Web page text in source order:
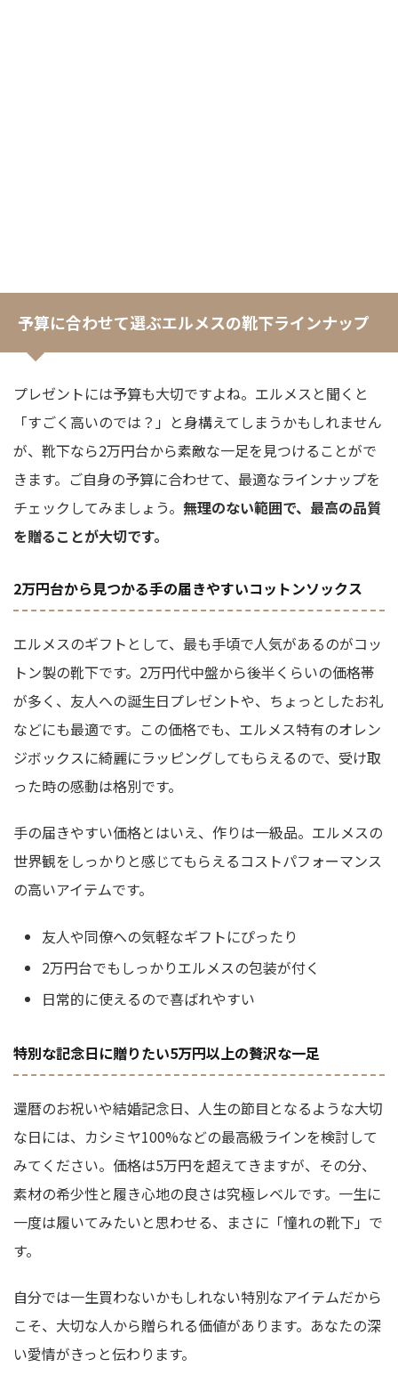
予算に合わせて選ぶエルメスの靴下ラインナップ
プレゼントには予算も大切ですよね。エルメスと聞くと
「すごく高いのでは？」と身構えてしまうかもしれません
が、靴下なら2万円台から素敵な一足を見つけることがで
きます。ご自身の予算に合わせて、最適なラインナップを
チェックしてみましょう。 無理のない範囲で、最高の品質
を贈ることが大切です。
2万円台から見つかる手の届きやすいコットンソックス
エルメスのギフトとして、最も手頃で人気があるのがコッ
トン製の靴下です。2万円代中盤から後半くらいの価格帯
が多く、友人への誕生日プレゼントや、ちょっとしたお礼
などにも最適です。この価格でも、エルメス特有のオレン
ジボックスに綺麗にラッピングしてもらえるので、受け取
った時の感動は格別です。
手の届きやすい価格とはいえ、作りは一級品。エルメスの
世界観をしっかりと感じてもらえるコストパフォーマンス
の高いアイテムです。
友人や同僚への気軽なギフトにぴったり
2万円台でもしっかりエルメスの包装が付く
日常的に使えるので喜ばれやすい
特別な記念日に贈りたい5万円以上の贅沢な一足
還暦のお祝いや結婚記念日、人生の節目となるような大切
な日には、カシミヤ100%などの最高級ラインを検討して
みてください。価格は5万円を超えてきますが、その分、
素材の希少性と履き心地の良さは究極レベルです。一生に
一度は履いてみたいと思わせる、まさに「憧れの靴下」で
す。
自分では一生買わないかもしれない特別なアイテムだから
こそ、大切な人から贈られる価値があります。あなたの深
い愛情がきっと伝わります。